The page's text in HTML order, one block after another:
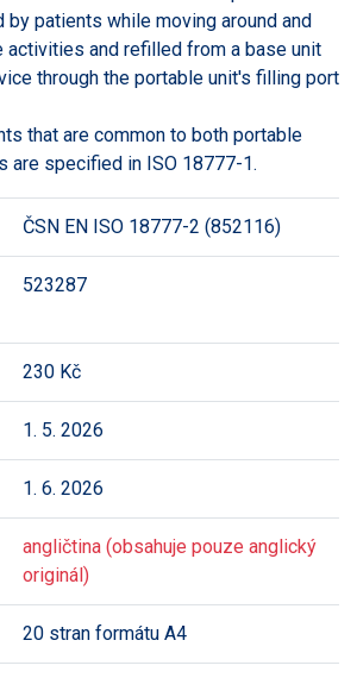
by patients while moving around and
and refilled from a base unit
through the portable unit's filling port
that are common to both portable
are specified in ISO 18777-1.
ČSN EN ISO 18777-2 (852116)
523287
230 Kč
1. 5. 2026
1. 6. 2026
angličtina (obsahuje pouze anglický
originál)
20 stran formátu A4